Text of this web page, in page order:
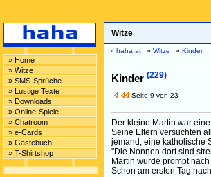
» Home
» Witze
» SMS-Sprüche
» Lustige Texte
» Downloads
» Online-Spiele
» Chatroom
» e-Cards
» Gästebuch
» T-Shirtshop
Witze
» haha.at » Witze » Kinder
Kinder (229)
Seite 9 von 23
Der kleine Martin war
Seine Eltern versuchten
jemand, eine katholische
"Die Nonnen dort sind
Martin wurde prompt
Schon am ersten Tag